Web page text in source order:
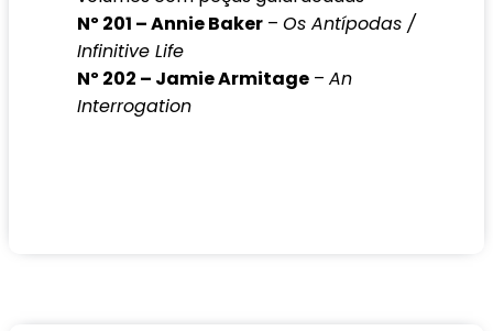
Nº 201 – Annie Baker – Os Antípodas /
Infinitive Life
Nº 202 – Jamie Armitage – An
Interrogation